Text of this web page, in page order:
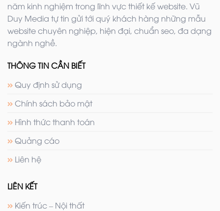
năm kinh nghiệm trong lĩnh vực thiết kế website. Vũ
Duy Media tự tin gửi tới quý khách hàng những mẫu
website chuyên nghiệp, hiện đại, chuẩn seo, đa dạng
ngành nghề.
THÔNG TIN CẦN BIẾT
Quy định sử dụng
Chính sách bảo mật
Hình thức thanh toán
Quảng cáo
Liên hệ
LIÊN KẾT
Kiến trúc – Nội thất